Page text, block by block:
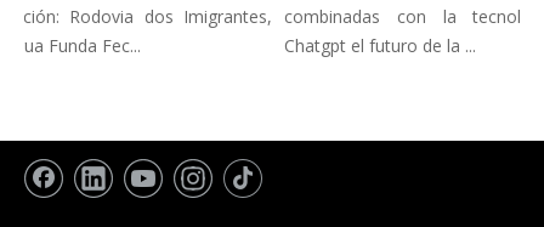
Rodovia dos Imigrantes,
Funda Fec...
combinadas con la
Chatgpt el futuro de la ...